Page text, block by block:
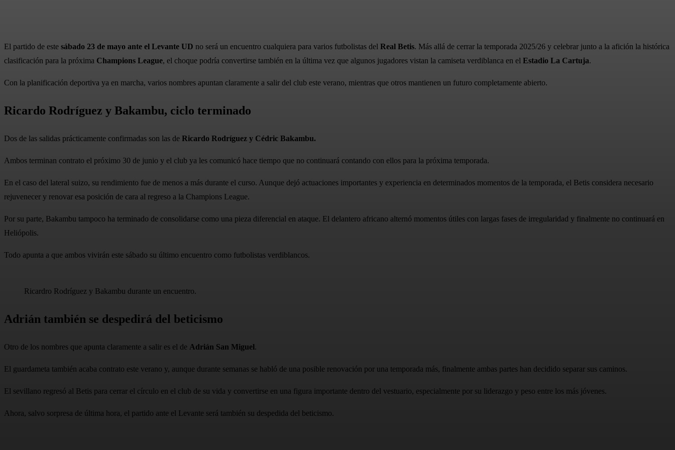
El partido de este sábado 23 de mayo ante el Levante UD no será un encuentro cualquiera para varios futbolistas del Real Betis. Más allá de cerrar la temporada 2025/26 y celebrar junto a la afición la histórica
clasificación para la próxima Champions League, el choque podría convertirse también en la última vez que algunos jugadores vistan la camiseta verdiblanca en el Estadio La Cartuja.
Con la planificación deportiva ya en marcha, varios nombres apuntan claramente a salir del club este verano, mientras que otros mantienen un futuro completamente abierto.
Ricardo Rodríguez y Bakambu, ciclo terminado
Dos de las salidas prácticamente confirmadas son las de Ricardo Rodríguez y Cédric Bakambu.
Ambos terminan contrato el próximo 30 de junio y el club ya les comunicó hace tiempo que no continuará contando con ellos para la próxima temporada.
En el caso del lateral suizo, su rendimiento fue de menos a más durante el curso. Aunque dejó actuaciones importantes y experiencia en determinados momentos de la temporada, el Betis considera necesario
rejuvenecer y renovar esa posición de cara al regreso a la Champions League.
Por su parte, Bakambu tampoco ha terminado de consolidarse como una pieza diferencial en ataque. El delantero africano alternó momentos útiles con largas fases de irregularidad y finalmente no continuará en
Heliópolis.
Todo apunta a que ambos vivirán este sábado su último encuentro como futbolistas verdiblancos.
Ricardro Rodríguez y Bakambu durante un encuentro.
Adrián también se despedirá del beticismo
Otro de los nombres que apunta claramente a salir es el de Adrián San Miguel.
El guardameta también acaba contrato este verano y, aunque durante semanas se habló de una posible renovación por una temporada más, finalmente ambas partes han decidido separar sus caminos.
El sevillano regresó al Betis para cerrar el círculo en el club de su vida y convertirse en una figura importante dentro del vestuario, especialmente por su liderazgo y peso entre los más jóvenes.
Ahora, salvo sorpresa de última hora, el partido ante el Levante será también su despedida del beticismo.